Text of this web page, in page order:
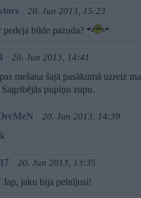
20. Jun 2013, 15:23
pedeja bilde pazuda?
20. Jun 2013, 14:41
mešana šajā pasākumā uzreiz
Sagribējās pupiņu zupu.
20. Jun 2013, 14:39
20. Jun 2013, 13:35
Jap, jaku bija pelnījusi!